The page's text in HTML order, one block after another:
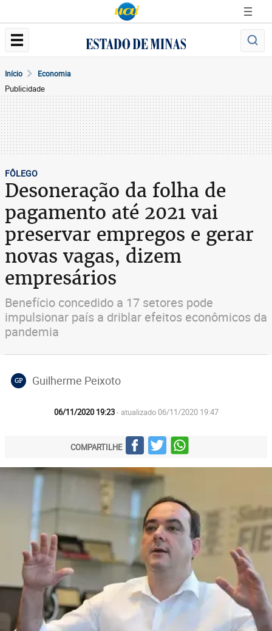
Início Economia
Publicidade
FÔLEGO
Desoneração da folha de
pagamento até 2021 vai
preservar empregos e gerar
novas vagas, dizem
empresários
Benefício concedido a 17 setores pode
impulsionar país a driblar efeitos econômicos da
pandemia
GP Guilherme Peixoto
06/11/2020 19:23- atualizado 06/11/2020 19:47
COMPARTILHE